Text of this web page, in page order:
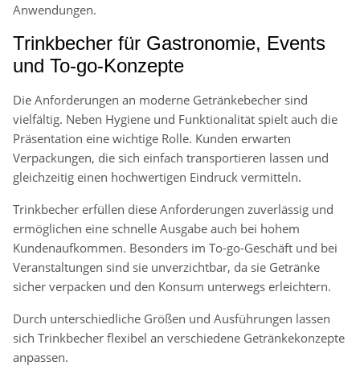
Anwendungen.
Trinkbecher für Gastronomie, Events
und To-go-Konzepte
Die Anforderungen an moderne Getränkebecher sind
vielfältig. Neben Hygiene und Funktionalität spielt auch die
Präsentation eine wichtige Rolle. Kunden erwarten
Verpackungen, die sich einfach transportieren lassen und
gleichzeitig einen hochwertigen Eindruck vermitteln.
Trinkbecher erfüllen diese Anforderungen zuverlässig und
ermöglichen eine schnelle Ausgabe auch bei hohem
Kundenaufkommen. Besonders im To-go-Geschäft und bei
Veranstaltungen sind sie unverzichtbar, da sie Getränke
sicher verpacken und den Konsum unterwegs erleichtern.
Durch unterschiedliche Größen und Ausführungen lassen
sich Trinkbecher flexibel an verschiedene Getränkekonzepte
anpassen.